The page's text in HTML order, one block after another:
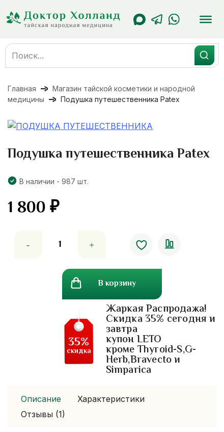
содержанию
Search
for:
Главная
Магазин тайской косметики и народной
медицины
Подушка путешественника Patex
Подушка путешественника Patex
В наличии - 987 шт.
1 800₽
товара
путешественника
В корзину
Жаркая Распродажа!
Скидка 35% сегодня и
завтра
купон LETO
кроме Thyroid-S,G-
Herb,Bravecto и
Simparica
35%
скидка
Описание
Характеристики
Отзывы (1)